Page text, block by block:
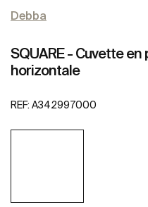
Debba
SQUARE - Cuvette
horizontale
REF: A342997000